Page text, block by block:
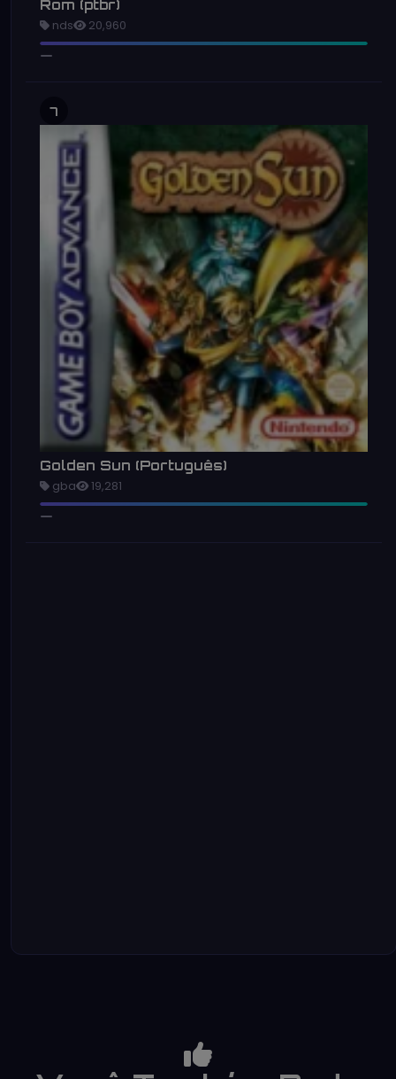
Rom (ptbr)
nds 20,960
7
Golden Sun (Português)
gba 19,281